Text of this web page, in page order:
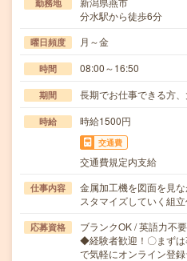
勤務地
分水駅から徒歩6分
曜日頻度 月～金
時間 08:00～16:50
期間 長期でお仕事できる方、
時給 時給1500円
交通費
交通費規定内支給
仕事内容
金属加工機を図面を見
スタマイズしていく組
応募資格
ブランクOK / 英語力不要
◆経験者歓迎！〇まず
で気軽にオンライン登